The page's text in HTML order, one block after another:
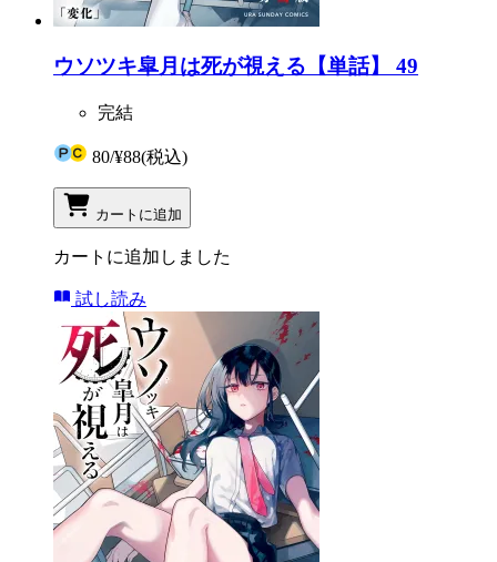
ウソツキ皐月は死が視える【単話】 49
完結
80/¥88(税込)
カートに追加
カートに追加しました
試し読み